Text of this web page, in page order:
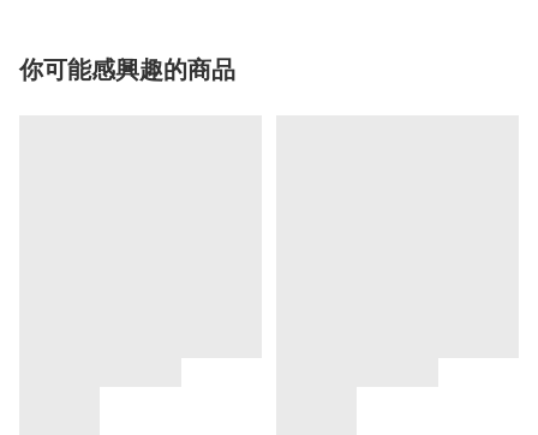
你可能感興趣的商品